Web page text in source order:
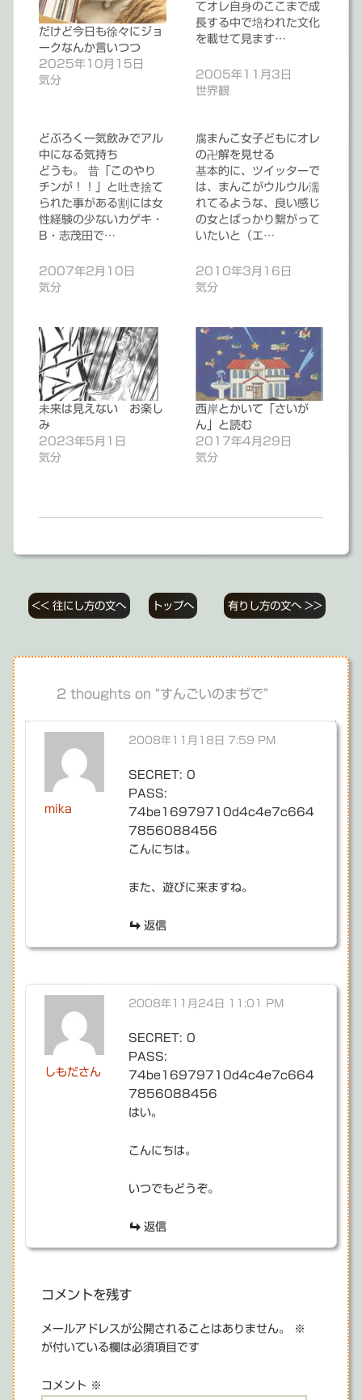
だけど今日も徐々にジョ
ークなんか言いつつ
2025年10月15日
気分
てオレ自身のここまで成
長する中で培われた文化
を載せて見ます…
2005年11月3日
世界観
どぶろく一気飲みでアル
中になる気持ち
どうも。 昔「このやり
チンが！！」と吐き捨て
られた事がある割には女
性経験の少ないカゲキ・
B・志茂田で…
2007年2月10日
気分
腐まんこ女子どもにオレ
の卍解を見せる
基本的に、ツイッターで
は、まんこがウルウル濡
れてるような、良い感じ
の女とばっかり繋がって
いたいと（エ…
2010年3月16日
気分
未来は見えない お楽し
み
2023年5月1日
気分
西岸とかいて「さいが
ん」と読む
2017年4月29日
気分
ナ
ビ
ゲ
ー
シ
ョ
ン
<< 往にし方の文へ トップへ 有りし方の文へ >>
2 thoughts on “すんごいのまぢで”
mika
2008年11月18日 7:59 PM
SECRET: 0
PASS:
74be16979710d4c4e7c664
7856088456
こんにちは。
また、遊びに来ますね。
返信
しもださん
2008年11月24日 11:01 PM
SECRET: 0
PASS:
74be16979710d4c4e7c664
7856088456
はい。
こんにちは。
いつでもどうぞ。
返信
コメントを残す
メールアドレスが公開されることはありません。
※
が付いている欄は必須項目です
コメント ※